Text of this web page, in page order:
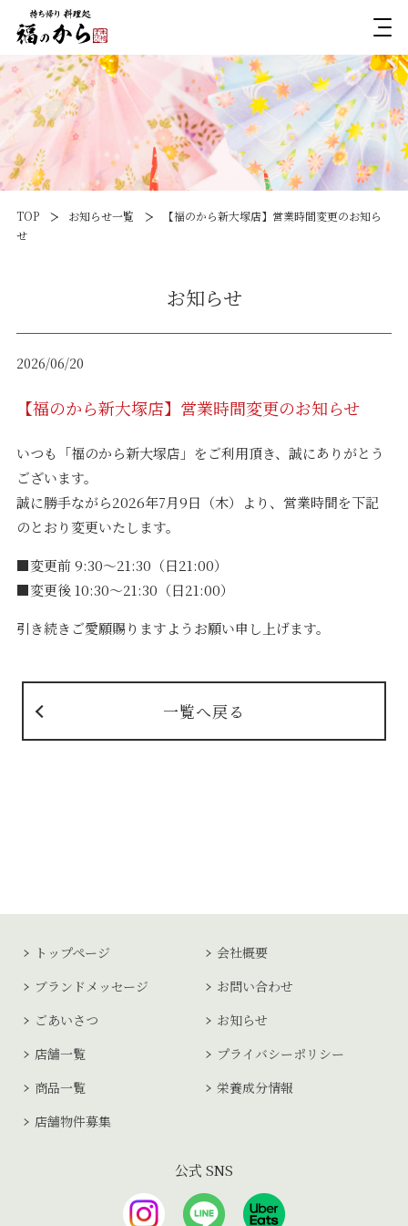
TOP お知らせ一覧
【福のから新大塚店】営業時間変更のお知ら
せ
お知らせ
2026/06/20
【福のから新大塚店】営業時間変更のお知らせ
いつも「福のから新大塚店」をご利用頂き、誠にありがとう
ございます。
誠に勝手ながら2026年7月9日（木）より、営業時間を下記
のとおり変更いたします。
■変更前 9:30〜21:30（日21:00）
■変更後 10:30〜21:30（日21:00）
引き続きご愛願賜りますようお願い申し上げます。
一覧へ戻る
トップページ
会社概要
ブランドメッセージ
お問い合わせ
ごあいさつ
お知らせ
店舗一覧
プライバシーポリシー
商品一覧
栄養成分情報
店舗物件募集
公式 SNS